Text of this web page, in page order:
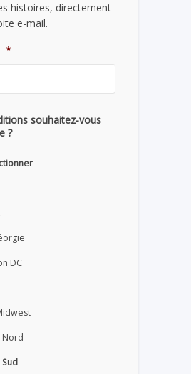
histoires, directement
e-mail.
*
souhaitez-vous
?
DC
Nord